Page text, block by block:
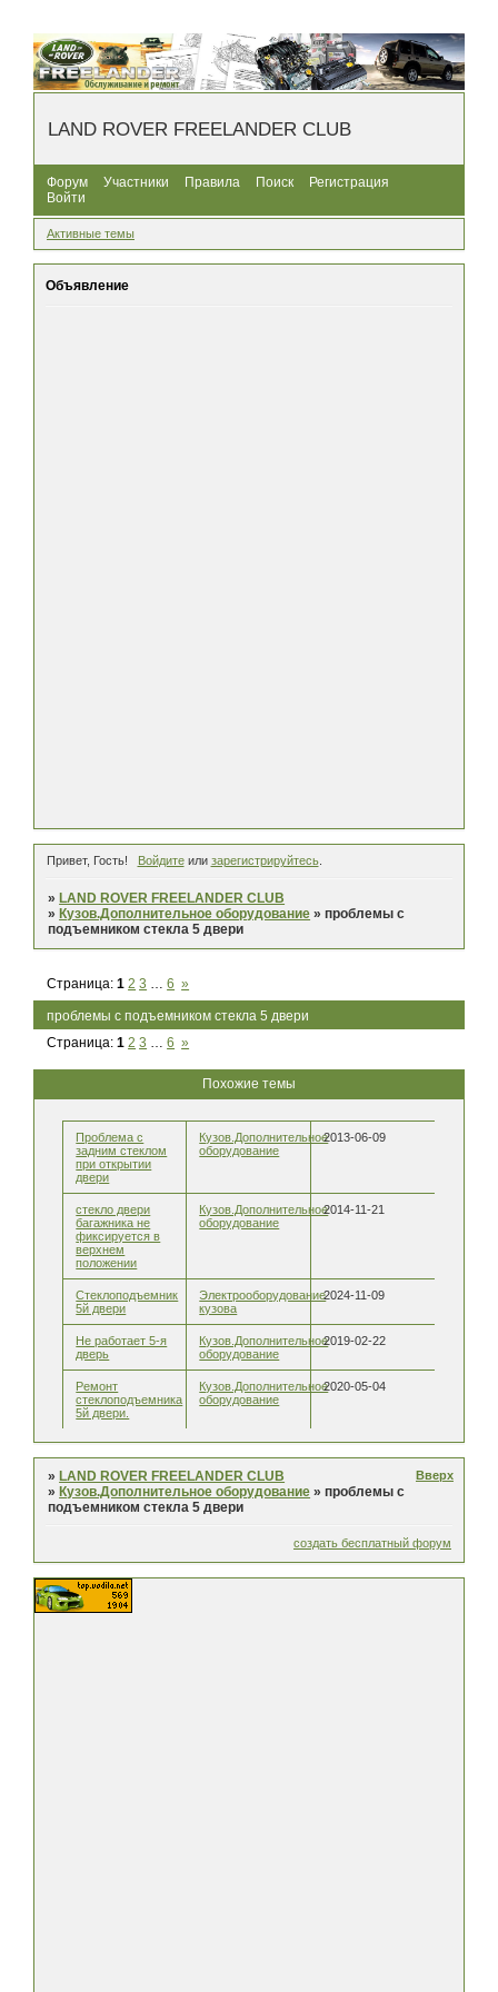
LAND ROVER FREELANDER CLUB
Форум Участники Правила Поиск
Регистрация
Войти
Активные темы
Объявление
Привет, Гость! Войдитеили зарегистрируйтесь.
» LAND ROVER FREELANDER CLUB
» Кузов.Дополнительное оборудование »проблемы с
подъемником стекла 5 двери
проблемы с подъемником стекла 5 двери
Страница:1 2 3 6 »
Страница:1 2 3 … 6 »
Похожие темы
Проблема с
задним стеклом
при открытии
двери
Кузов.Дополнительное
оборудование
2013-06-09
стекло двери
багажника не
фиксируется в
верхнем
положении
Кузов.Дополнительное
оборудование
2014-11-21
Стеклоподъемник
5й двери
Электрооборудование
кузова
2024-11-09
Не работает 5-я
дверь
Кузов.Дополнительное
оборудование
2019-02-22
Ремонт
стеклоподъемника
5й двери.
Кузов.Дополнительное
оборудование
2020-05-04
» LAND ROVER FREELANDER CLUB
» Кузов.Дополнительное оборудование »проблемы с
подъемником стекла 5 двери
Вверх
создать бесплатный форум